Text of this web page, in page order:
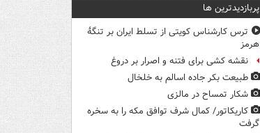
پربازدیدترین ها
ترس کارشناس کویتی از تسلط ایران بر تنگۀ
هرمز
نقشه کشی برای فتنه و اصرار بر دروغ
طبیعت بکر جاده اسالم به خلخال
شکار تمساح در مالزی
کاریکاتور/ کمال شرف توافق مکه را به سخره
گرفت